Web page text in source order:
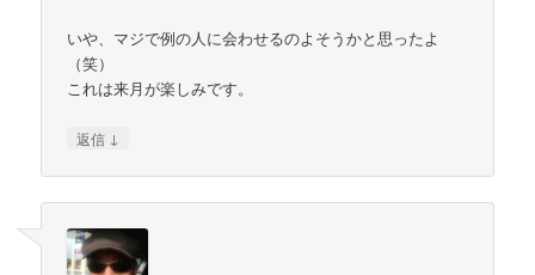
いや、マジで例の人に会わせるのよそうかと思ったよ
（笑）
これは来月が楽しみです。
返信 ↓